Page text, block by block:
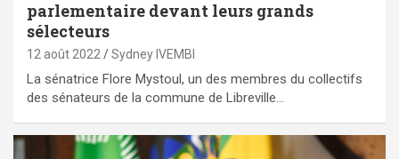
parlementaire devant leurs grands
sélecteurs
12 août 2022 Sydney IVEMBI
La sénatrice Flore Mystoul, un des membres du collectifs
des sénateurs de la commune de Libreville…